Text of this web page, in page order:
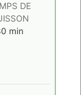
DE
minutes
min